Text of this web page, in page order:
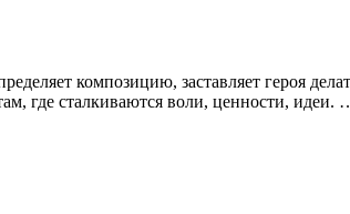
композицию, заставляет героя
где сталкиваются воли, ценности, идеи.